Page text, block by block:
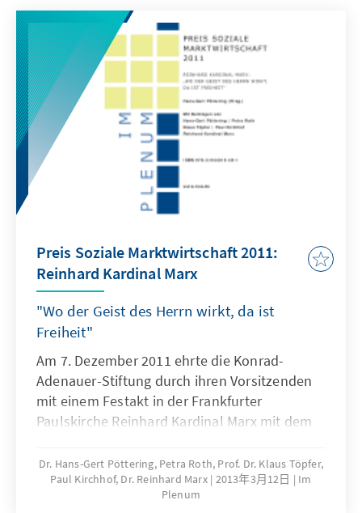
Preis Soziale Marktwirtschaft 2011:
Reinhard Kardinal Marx
"Wo der Geist des Herrn wirkt, da ist
Freiheit"
Am 7. Dezember 2011 ehrte die Konrad-
Adenauer-Stiftung durch ihren Vorsitzenden
mit einem Festakt in der Frankfurter
Paulskirche Reinhard Kardinal Marx mit dem
Begrüßung durch den Vorsitzenden der
Konrad-Adenauer-Stiftung, Hans-Gert
Pöttering, und dem Grußwort der damaligen
Dr. Hans-Gert Pöttering, Petra Roth, Prof. Dr. Klaus Töpfer,
Paul Kirchhof, Dr. Reinhard Marx 2013年3月12日
Im
Plenum